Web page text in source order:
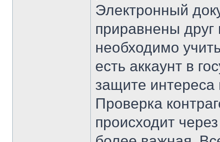
Электронный
приравнены друг
необходимо
есть аккаунт в
защите интереса
Проверка
происходит